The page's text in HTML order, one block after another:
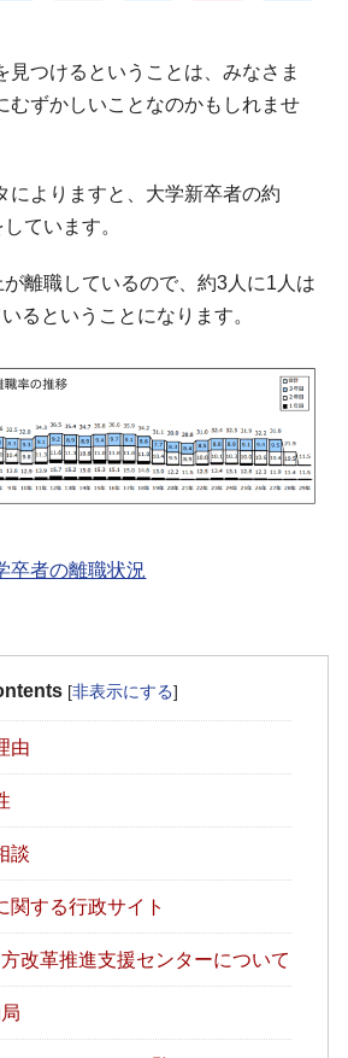
見つけるということは、みなさま
むずかしいことなのかもしれませ
によりますと、大学新卒者の約
ています。
離職しているので、約3人に1人は
るということになります。
卒者の離職状況
[非表示にする]
由
談
関する行政サイト
改革推進支援センターについて